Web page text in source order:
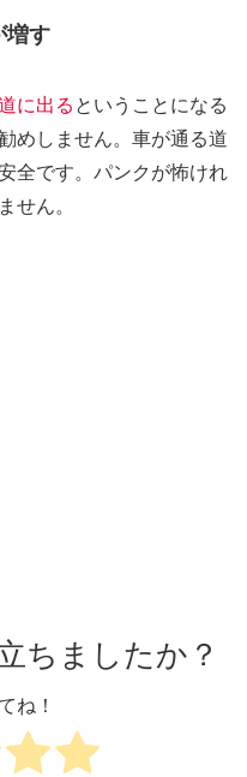
増す
に出る ということになる
めしません。車が通る道
全です。パンクが怖けれ
せん。
ちましたか？
ね！